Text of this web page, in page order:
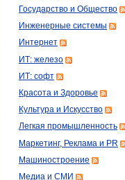
Государство и Общество
Инженерные системы
Интернет
ИТ: железо
ИТ: софт
Красота и Здоровье
Культура и Искусство
Легкая промышленность
Маркетинг, Реклама и PR
Машиностроение
Медиа и СМИ